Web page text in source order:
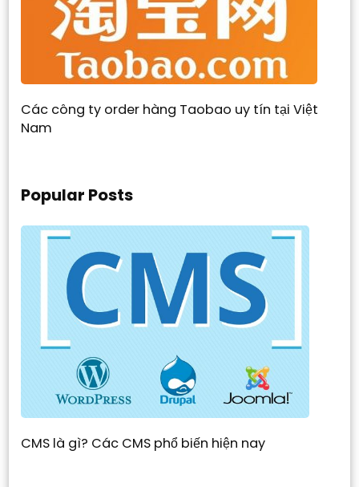
Các công ty order hàng Taobao uy tín tại Việt
Nam
Popular Posts
CMS là gì? Các CMS phổ biến hiện nay